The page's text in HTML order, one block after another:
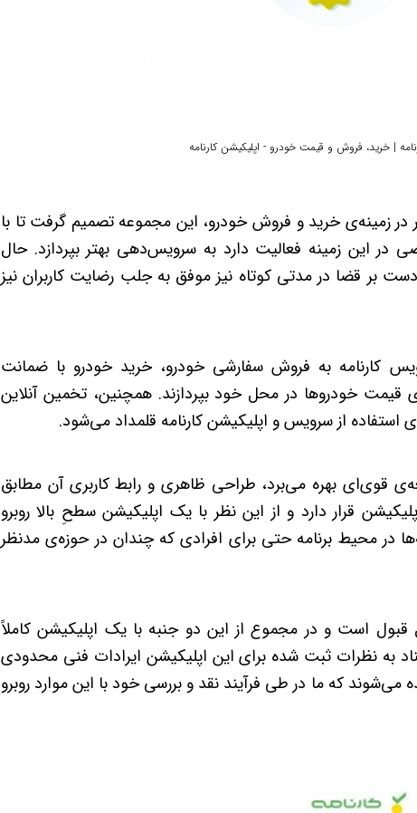
| خرید، فروش و قیمت خودرو - اپلیکیشن کارنامه
در زمینه‌ی خرید و فروش خودرو، این مجموعه تصمیم گرفت تا با
این زمینه فعالیت دارد به سرویس‌دهی بهتر بپردازد. حال
دست بر قضا در مدتی کوتاه نیز موفق به جلب رضایت کاربران نیز
کارنامه به فروش سفارشی خودرو، خرید خودرو با ضمانت
قیمت خودروها در محل خود بپردازند. همچنین، تخمین آنلاین
استفاده از سرویس و اپلیکیشن کارنامه قلمداد می‌شود.
قوی‌ای بهره می‌برد، طراحی ظاهری و رابط کاربری آن مطابق
قرار دارد و از این نظر با یک اپلیکیشن سطحِ بالا روبرو
محیط برنامه حتی برای افرادی که چندان در حوزه‌ی مدنظر
است و در مجموع از این دو جنبه با یک اپلیکیشن کاملاً
به نظرات ثبت شده برای این اپلیکیشن ایرادات فنی محدودی
که ما در طی فرآیند نقد و بررسی خود با این موارد روبرو